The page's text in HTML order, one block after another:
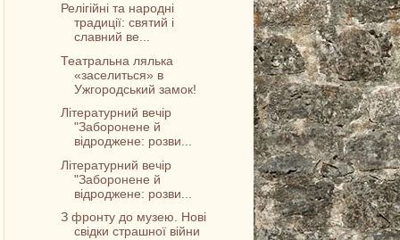
Релігійні та народні
традиції: святий і
славний ве...
Театральна лялька
«заселиться» в
Ужгородський замок!
Літературний вечір
"Заборонене й
відроджене: розви...
Літературний вечір
"Заборонене й
відроджене: розви...
З фронту до музею. Нові
свідки страшної війни